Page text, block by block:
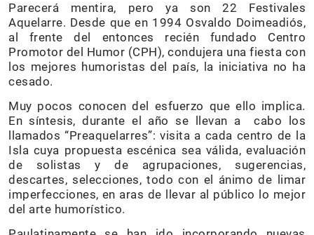
Parecerá mentira, pero ya son 22 Festivales
Aquelarre. Desde que en 1994 Osvaldo Doimeadiós,
al frente del entonces recién fundado Centro
Promotor del Humor (CPH), condujera una fiesta con
los mejores humoristas del país, la iniciativa no ha
cesado.
Muy pocos conocen del esfuerzo que ello implica.
En síntesis, durante el año se llevan a cabo los
llamados “Preaquelarres”: visita a cada centro de la
Isla cuya propuesta escénica sea válida, evaluación
de solistas y de agrupaciones, sugerencias,
descartes, selecciones, todo con el ánimo de limar
imperfecciones, en aras de llevar al público lo mejor
del arte humorístico.